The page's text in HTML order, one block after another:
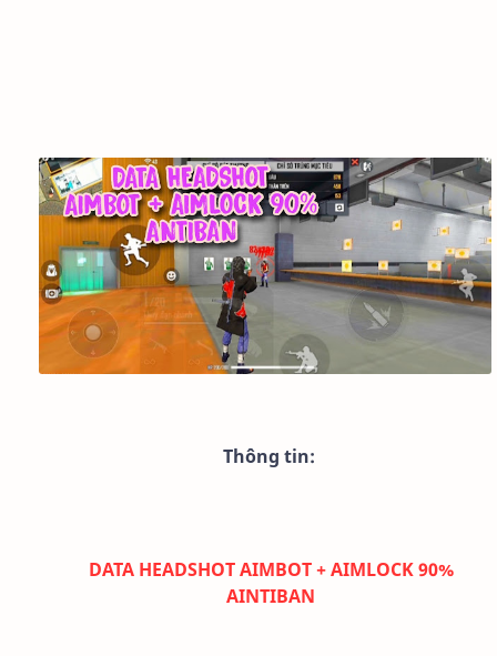
Thông tin:
DATA HEADSHOT AIMBOT + AIMLOCK 90%
AINTIBAN